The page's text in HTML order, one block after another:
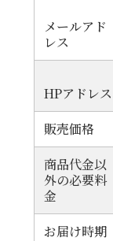
メールアド
レス
HPアドレス
販売価格
商品代金以
外の必要料
金
お届け時期